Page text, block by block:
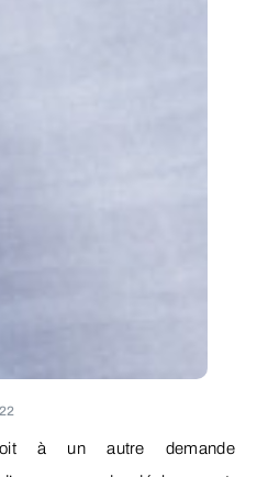
à un autre demande